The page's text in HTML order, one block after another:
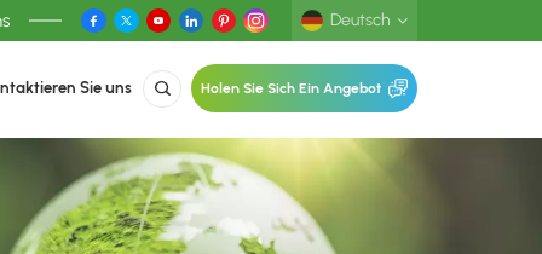
Deutsch
Deutsch
Sie uns Holen Sie Sich Ein Angebot